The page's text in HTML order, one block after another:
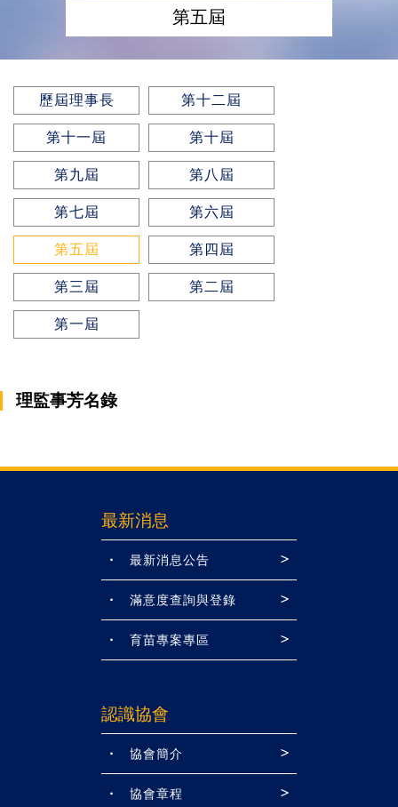
第五屆
歷屆理事長 第十二屆
第十一屆 第十屆
第九屆 第八屆
第七屆 第六屆
第五屆 第四屆
第三屆 第二屆
第一屆
理監事芳名錄
最新消息
最新消息公告
滿意度查詢與登錄
育苗專案專區
認識協會
協會簡介
協會章程